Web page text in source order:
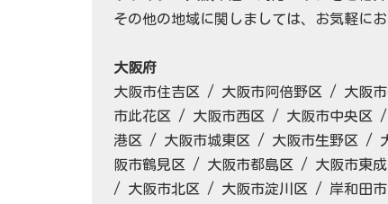
その他の地域に関しましては、お気軽に
大阪府
大阪市住吉区 / 大阪市阿倍野区 / 大阪
市此花区 / 大阪市西区 / 大阪市中央区
港区 / 大阪市城東区 / 大阪市生野区 /
阪市鶴見区 / 大阪市都島区 / 大阪市東
/ 大阪市北区 / 大阪市淀川区 / 岸和田